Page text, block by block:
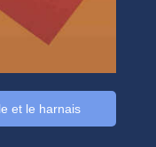
et le harnais